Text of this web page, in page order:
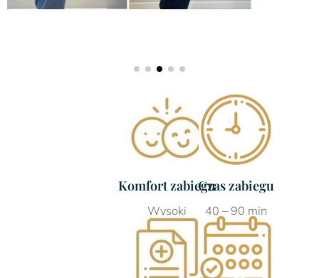
Komfort zabiegu
Wysoki
Czas zabiegu
40 – 90 min